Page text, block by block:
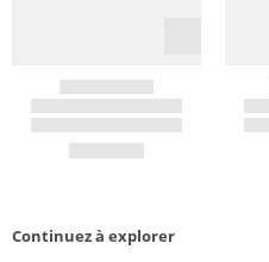
Continuez à explorer